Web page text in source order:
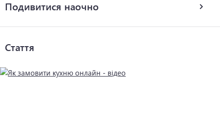
Подивитися наочно
Стаття